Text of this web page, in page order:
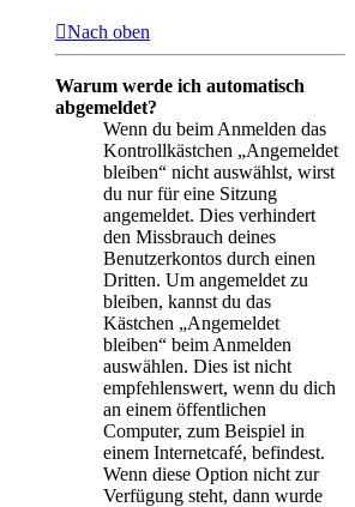
Nach oben
Warum werde ich automatisch
abgemeldet?
Wenn du beim Anmelden das
Kontrollkästchen „Angemeldet
bleiben“ nicht auswählst, wirst
du nur für eine Sitzung
angemeldet. Dies verhindert
den Missbrauch deines
Benutzerkontos durch einen
Dritten. Um angemeldet zu
bleiben, kannst du das
Kästchen „Angemeldet
bleiben“ beim Anmelden
auswählen. Dies ist nicht
empfehlenswert, wenn du dich
an einem öffentlichen
Computer, zum Beispiel in
einem Internetcafé, befindest.
Wenn diese Option nicht zur
Verfügung steht, dann wurde